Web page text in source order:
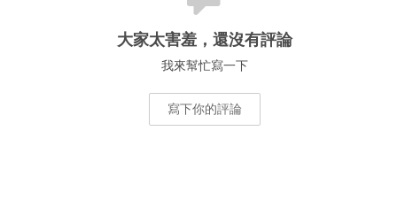
大家太害羞，還沒有評論
我來幫忙寫一下
寫下你的評論